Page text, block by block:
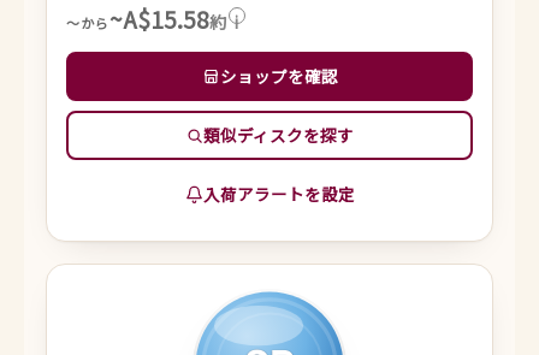
～から~A$15.58約 i
ショップを確認
類似ディスクを探す
入荷アラートを設定